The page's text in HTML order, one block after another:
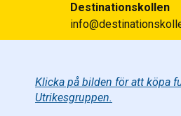
Destinationskollen
Klicka på bilden för att köpa
Utrikesgruppen.